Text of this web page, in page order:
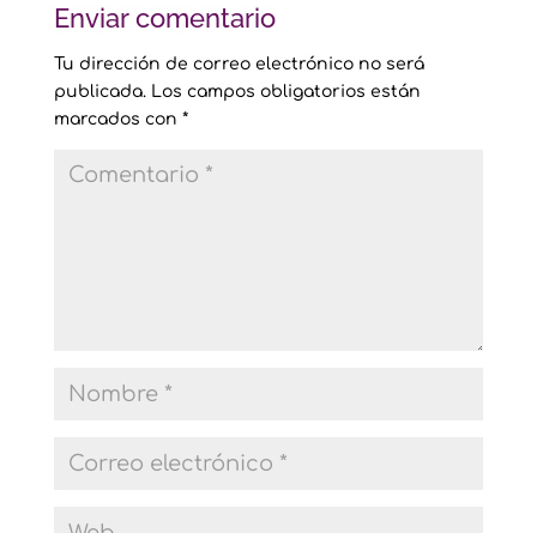
Enviar comentario
Tu dirección de correo electrónico no será
publicada. Los campos obligatorios están
marcados con *